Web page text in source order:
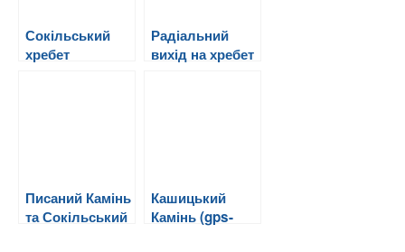
Сокільський
хребет
Радіальний
вихід на хребет
Писаний Камінь
та Сокільський
Кашицький
Камінь (gps-